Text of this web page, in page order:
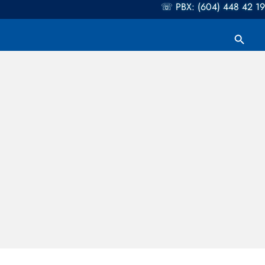
☏ PBX: (604) 448 42 19
Buscar: